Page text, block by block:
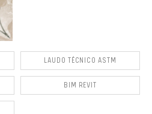
LAUDO TÉCNICO ASTM
BIM REVIT